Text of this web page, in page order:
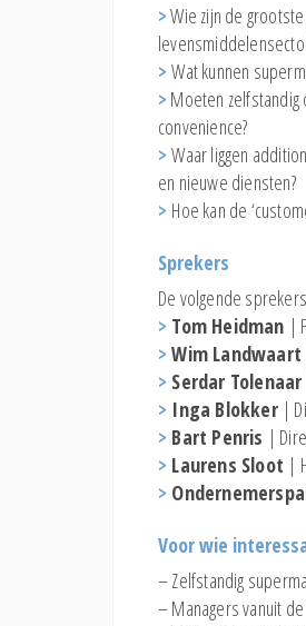
>Wie zijn de
>Wat kunnen
> Moeten
convenience?
>Waar liggen
en nieuwe diensten?
> Hoe kan de
Sprekers
De volgende
> Tom Heidman |
>Wim Landwaart
> Serdar Tolenaar
> Inga Blokker |
> Bart Penris |
> Laurens Sloot |
>
Voor wie
– Zelfstandig
– Managers vanuit